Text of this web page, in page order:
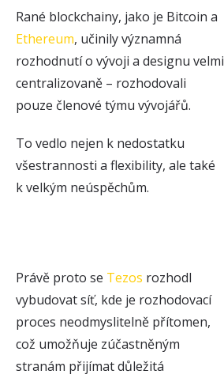
Rané blockchainy, jako je Bitcoin a
Ethereum, učinily významná
rozhodnutí o vývoji a designu velmi
centralizovaně – rozhodovali
pouze členové týmu vývojářů.
To vedlo nejen k nedostatku
všestrannosti a flexibility, ale také
k velkým neúspěchům.
Právě proto se Tezos rozhodl
vybudovat síť, kde je rozhodovací
proces neodmyslitelně přítomen,
což umožňuje zúčastněným
stranám přijímat důležitá